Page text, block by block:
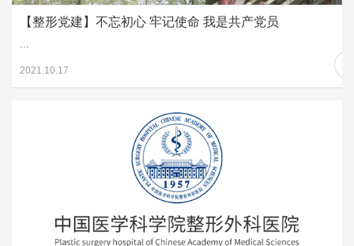
【整形党建】不忘初心 牢记使命 我是共产党员
...
2021.10.17